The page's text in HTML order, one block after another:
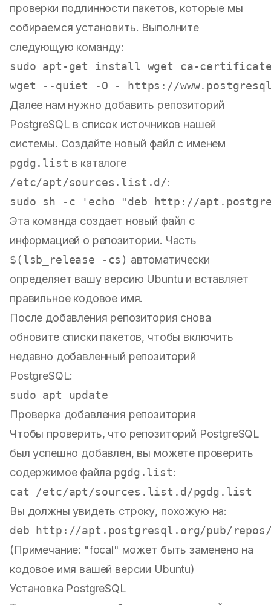
проверки подлинности пакетов, которые мы
собираемся установить. Выполните
следующую команду:
sudo apt-get install wget ca-
wget --quiet -O - https://
Далее нам нужно добавить репозиторий
PostgreSQL в список источников нашей
системы. Создайте новый файл с именем
pgdg.list в каталоге
/etc/apt/sources.list.d/:
sudo sh -c
'echo "deb http://
Эта команда создает новый файл с
информацией о репозитории. Часть
$(lsb_release -cs) автоматически
определяет вашу версию Ubuntu и вставляет
правильное кодовое имя.
После добавления репозитория снова
обновите списки пакетов, чтобы включить
недавно добавленный репозиторий
PostgreSQL:
sudo
Проверка добавления репозитория
Чтобы проверить, что репозиторий PostgreSQL
был успешно добавлен, вы можете проверить
содержимое файла pgdg.list:
cat
Вы должны увидеть строку, похожую на:
(Примечание: "focal" может быть заменено на
кодовое имя вашей версии Ubuntu)
Установка PostgreSQL